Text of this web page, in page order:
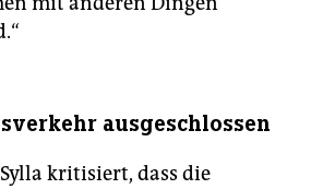
ausgeschlossen
Sylla kritisiert, dass die